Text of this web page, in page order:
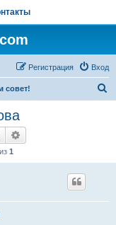
Вход
Регистрация
совет!
Поиск
из 1